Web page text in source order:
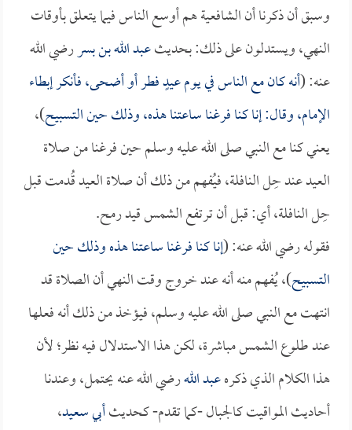
وسبق أن ذكرنا أن الشافعية هم أوسع الناس فيما يتعلق بأوقات
النهي، ويستدلون على ذلك: بحديثعبد الله بن بسررضي الله
عنه: (أنه كان مع الناس في يوم عيدٍ فطر أو أضحى، فأنكر إبطاء
الإمام، وقال: إنا كنا فرغنا ساعتنا هذه، وذلك حين التسبيح)،
يعني كنا مع النبي صلى الله عليه وسلم حين فرغنا من صلاة
العيد عند حِل النافلة، فيُفهم من ذلك أن صلاة العيد قُدمت قبل
حِل النافلة، أي: قبل أن ترتفع الشمس قيد رمح.
فقوله رضي الله عنه: (إنا كنا فرغنا ساعتنا هذه وذلك حين
التسبيح)، يُفهم منه أنه عند خروج وقت النهي أن الصلاة قد
انتهت مع النبي صلى الله عليه وسلم، فيؤخذ من ذلك أنه فعلها
عند طلوع الشمس مباشرة، لكن هذا الاستدلال فيه نظر؛ لأن
هذا الكلام الذي ذكرهعبد اللهرضي الله عنه يحتمل، وعندنا
أحاديث المواقيت كالجبال -كما تقدم- كحديثأبي سعيد،